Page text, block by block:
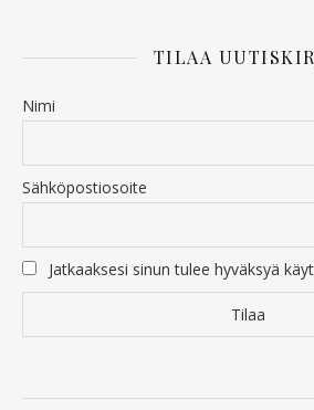
TILAA
Nimi
Sähköpostiosoite
Jatkaaksesi sinun tulee hyväksyä